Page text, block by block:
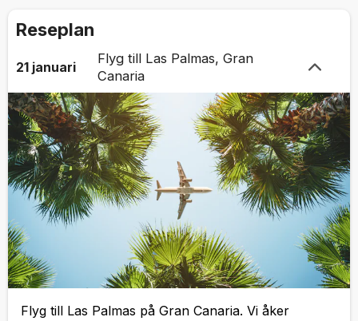
Reseplan
21 januari
Flyg till Las Palmas, Gran
Canaria
Flyg till Las Palmas på Gran Canaria. Vi åker